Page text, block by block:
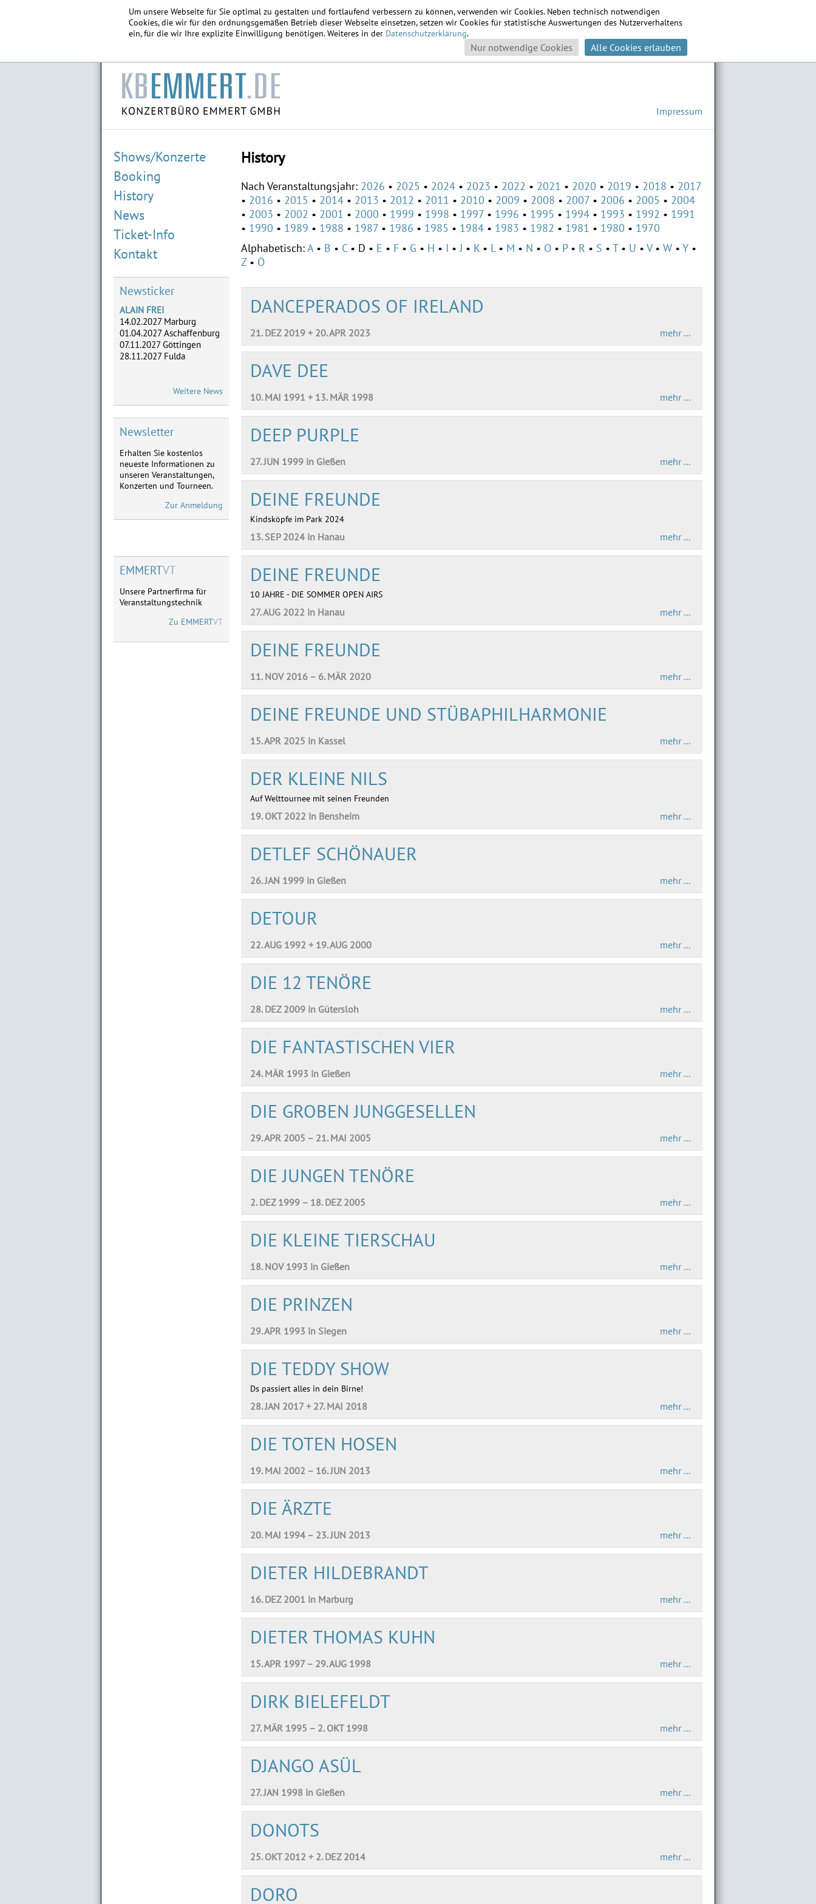
Um unsere Webseite für Sie optimal zu gestalten und fortlaufend verbessern zu können, verwenden wir Cookies. Neben technisch notwendigen
Cookies, die wir für den ordnungsgemäßen Betrieb dieser Webseite einsetzen, setzen wir Cookies für statistische Auswertungen des Nutzerverhaltens
ein, für die wir Ihre explizite Einwilligung benötigen. Weiteres in der Datenschutzerklärung.
Nur notwendige Cookies Alle Cookies erlauben
Impressum
Shows/Konzerte
Booking
History
News
Ticket-Info
Kontakt
Newsticker
ALAIN FREI
14.02.2027 Marburg
01.04.2027 Aschaffenburg
ADLERHERZEN
05.-07.05. Dreieich,
02.-04.06. Frankfurt,
28.-29.08. Marburg,
18.-19.09. Limburg
Neu im Vorverkauf:
28.01.2027 Limburg,
11.02.2027 Frankfurt,
03.04.2027 Marburg
MICHAEL MITTERMEIER
Neu im Vorverkauf:
08.09.2027 Limburg
09.09.2027 Göttingen
Weitere News
Newsletter
Erhalten Sie kostenlos
neueste Informationen zu
unseren Veranstaltungen,
Konzerten und Tourneen.
Zur Anmeldung
EMMERTVT
Unsere Partnerfirma für
Veranstaltungstechnik
Zu EMMERTVT
History
Nach Veranstaltungsjahr: 2026 2025 2024 2023 2022 2021 2020 2019 2018
2017
2016
2015 2014 2013 2012 2011 2010 2009 2008 2007 2006 2005
2004
2003
2002 2001 2000 1999 1998 1997 1996 1995 1994 1993 1992
1991
1990
1989 1988 1987 1986 1985 1984 1983 1982 1981 1980
1970
Alphabetisch:A B C D E F G H I J K L M N O P R S T U V W
Y
Z
Ö
DANCEPERADOS OF IRELAND
21. DEZ 2019 + 20. APR 2023 mehr ...
DAVE DEE
10. MAI 1991 + 13. MÄR 1998 mehr ...
DEEP PURPLE
27. JUN 1999 in Gießen mehr ...
DEINE FREUNDE
Kindsköpfe im Park 2024
13. SEP 2024 in Hanau mehr ...
DEINE FREUNDE
10 JAHRE - DIE SOMMER OPEN AIRS
27. AUG 2022 in Hanau mehr ...
DEINE FREUNDE
11. NOV 2016 – 6. MÄR 2020 mehr ...
DEINE FREUNDE UND STÜBAPHILHARMONIE
15. APR 2025 in Kassel mehr ...
DER KLEINE NILS
Auf Welttournee mit seinen Freunden
19. OKT 2022 in Bensheim mehr ...
DETLEF SCHÖNAUER
26. JAN 1999 in Gießen mehr ...
DETOUR
22. AUG 1992 + 19. AUG 2000 mehr ...
DIE 12 TENÖRE
28. DEZ 2009 in Gütersloh mehr ...
DIE FANTASTISCHEN VIER
24. MÄR 1993 in Gießen mehr ...
DIE GROBEN JUNGGESELLEN
29. APR 2005 – 21. MAI 2005 mehr ...
DIE JUNGEN TENÖRE
2. DEZ 1999 – 18. DEZ 2005 mehr ...
DIE KLEINE TIERSCHAU
18. NOV 1993 in Gießen mehr ...
DIE PRINZEN
29. APR 1993 in Siegen mehr ...
DIE TEDDY SHOW
Ds passiert alles in dein Birne!
28. JAN 2017 + 27. MAI 2018 mehr ...
DIE TOTEN HOSEN
19. MAI 2002 – 16. JUN 2013 mehr ...
DIE ÄRZTE
20. MAI 1994 – 23. JUN 2013 mehr ...
DIETER HILDEBRANDT
16. DEZ 2001 in Marburg mehr ...
DIETER THOMAS KUHN
15. APR 1997 – 29. AUG 1998 mehr ...
DIRK BIELEFELDT
27. MÄR 1995 – 2. OKT 1998 mehr ...
DJANGO ASÜL
27. JAN 1998 in Gießen mehr ...
DONOTS
25. OKT 2012 + 2. DEZ 2014 mehr ...
DORO